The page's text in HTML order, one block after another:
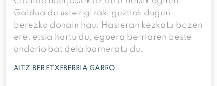
Galdua du ustez gizaki guztiok dugun
berezko dohain hau. Hasieran kezkatu bazen
ere, etsia hartu du, egoera berriaren beste
ondorio bat dela barneratu du.
AITZIBER ETXEBERRIA GARRO